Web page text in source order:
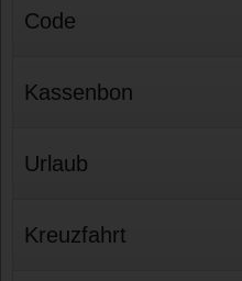
Code
Kassenbon
Urlaub
Kreuzfahrt